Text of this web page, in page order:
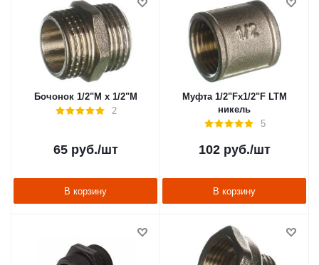
Бочонок 1/2"М х 1/2"М
2
65руб./шт
В корзину
Муфта 1/2"Fх1/2"F LTM
никель
5
102руб./шт
В корзину